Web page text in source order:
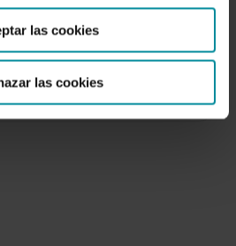
las cookies
las cookies
se lleva a cabo un…